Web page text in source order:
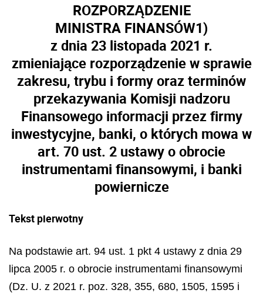
ROZPORZĄDZENIE
MINISTRA FINANSÓW1)
z dnia 23 listopada 2021 r.
zmieniające rozporządzenie w sprawie
zakresu, trybu i formy oraz terminów
przekazywania Komisji nadzoru
Finansowego informacji przez firmy
inwestycyjne, banki, o których mowa w
art. 70 ust. 2 ustawy o obrocie
instrumentami finansowymi, i banki
powiernicze
Tekst pierwotny
Na podstawie art. 94 ust. 1 pkt 4 ustawy z dnia 29
lipca 2005 r. o obrocie instrumentami finansowymi
(Dz. U. z 2021 r. poz. 328, 355, 680, 1505, 1595 i